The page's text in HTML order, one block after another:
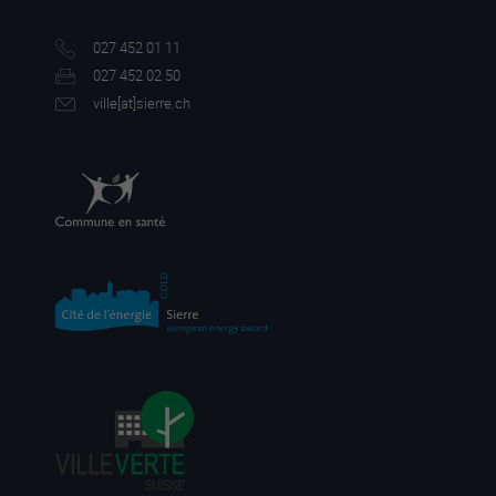
027 452 01 11
027 452 02 50
ville[at]sierre.ch